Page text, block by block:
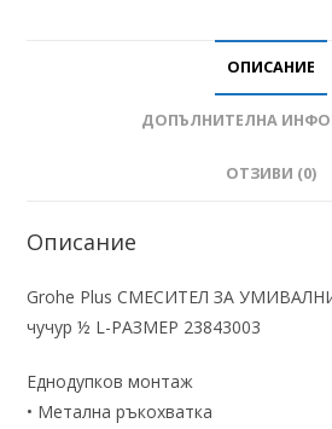
ОПИСАНИЕ
ДОПЪЛНИТЕЛНА
ОТЗИВИ (0)
Описание
Grohe Plus СМЕСИТЕЛ ЗА
чучур ½ L-РАЗМЕР 23843003
Еднодупков монтаж
• Метална ръкохватка